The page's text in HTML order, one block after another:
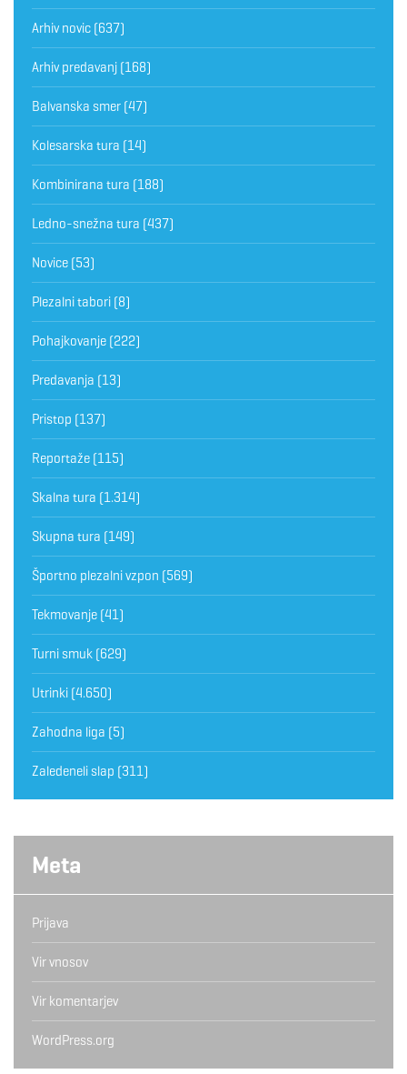
Arhiv novic (637)
Arhiv predavanj (168)
Balvanska smer (47)
Kolesarska tura (14)
Kombinirana tura (188)
Ledno-snežna tura (437)
Novice (53)
Plezalni tabori (8)
Pohajkovanje (222)
Predavanja (13)
Pristop (137)
Reportaže (115)
Skalna tura (1.314)
Skupna tura (149)
Športno plezalni vzpon (569)
Tekmovanje (41)
Turni smuk (629)
Utrinki (4.650)
Zahodna liga (5)
Zaledeneli slap (311)
Meta
Prijava
Vir vnosov
Vir komentarjev
WordPress.org